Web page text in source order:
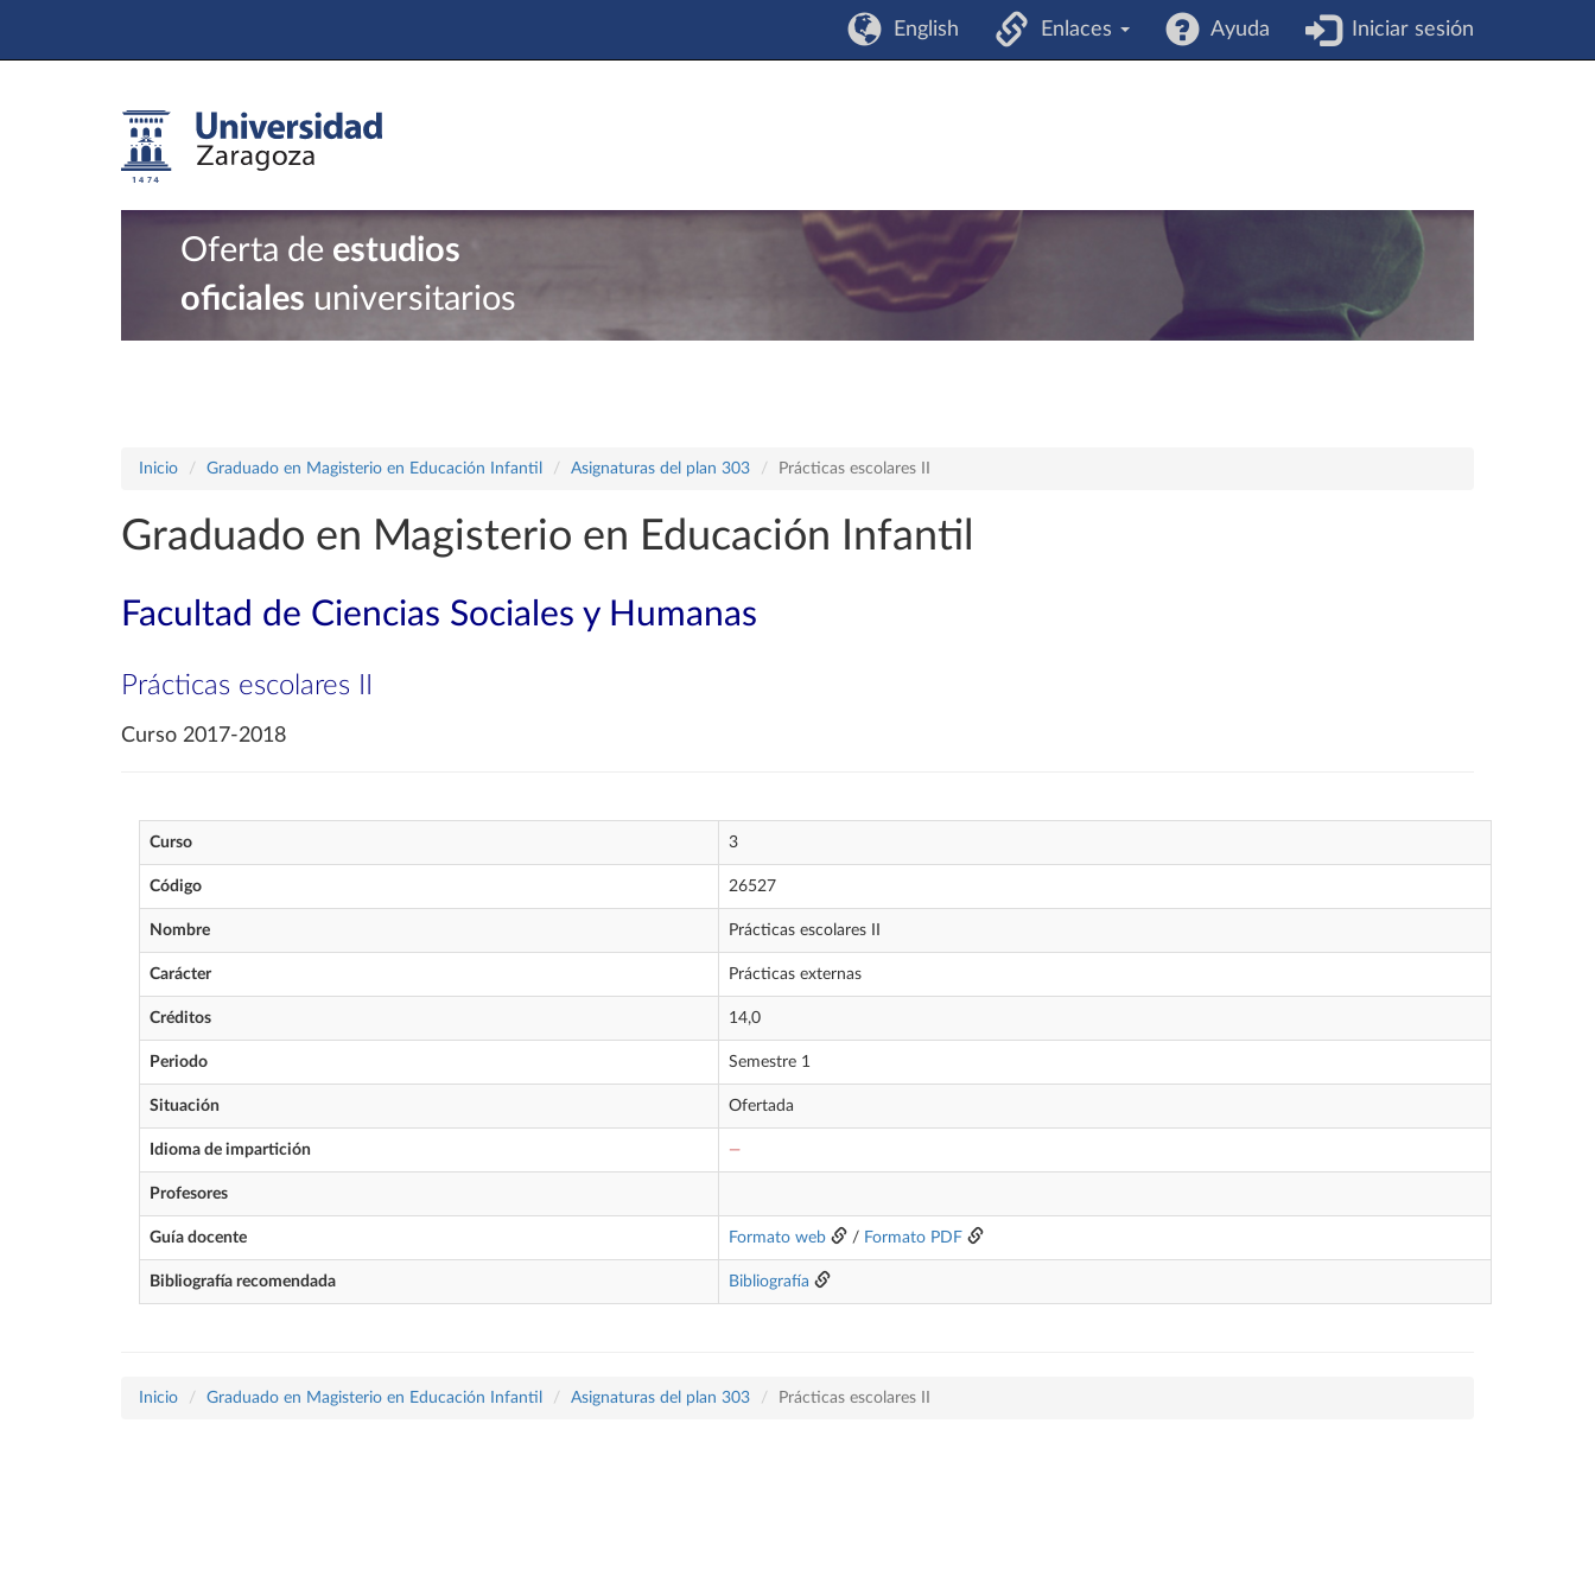
English Enlaces Ayuda Iniciar sesión
Oferta de estudios
oficiales universitarios
Inicio Graduado en Magisterio en Educación Infantil Asignaturas del plan 303 Prácticas escolares II
Graduado en Magisterio en Educación Infantil
Facultad de Ciencias Sociales y Humanas
Prácticas escolares II
Curso 2017-2018
Curso 3
Código 26527
Nombre Prácticas escolares II
Carácter Prácticas externas
Créditos 14,0
Periodo Semestre 1
Situación Ofertada
Idioma de impartición —
Profesores
Guía docente Formato web / Formato PDF
Bibliografía recomendada Bibliografía
Inicio Graduado en Magisterio en Educación Infantil Asignaturas del plan 303 Prácticas escolares II